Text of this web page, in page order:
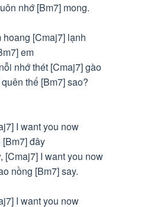
nhớ [Bm7] mong.
[Cmaj7] lạnh
em
nhớ thét [Cmaj7] gào
thế [Bm7] sao?
I want you now
đây
[Cmaj7] I want you now
nồng [Bm7] say.
I want you now